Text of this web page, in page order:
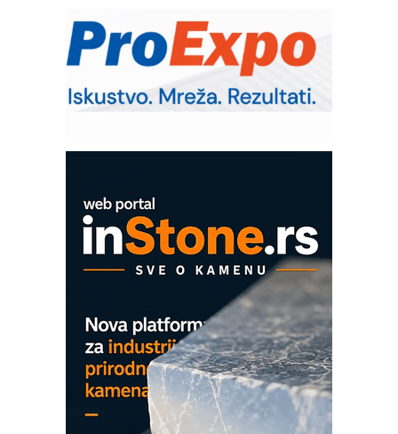
Trajna oznaka kao dugoročna korist
Bezbednost na prvom mestu!
IB BLUMENAUER - više od 40 godina
poverenja u industriji
OBO sistemi mrežastih nosača kablova
Proizvodnja iC7 Hybrid 1500 VDC
mrežnog pretvarača sa tečnim
hlađenjem